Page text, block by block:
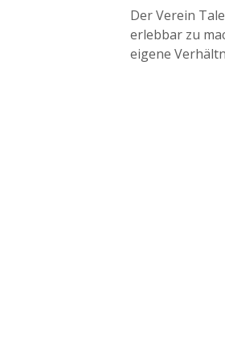
Der Verein
erlebbar zu
eigene